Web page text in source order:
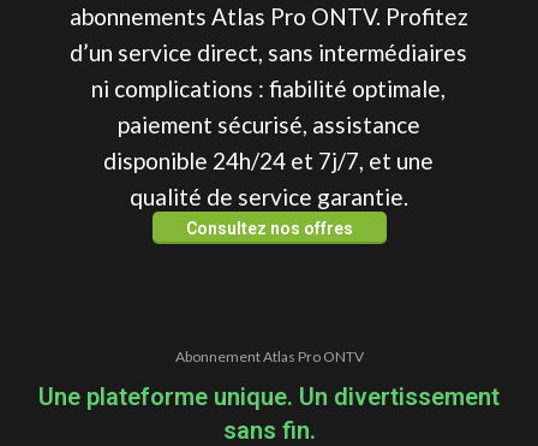
abonnements Atlas Pro ONTV. Profitez
d’un service direct, sans intermédiaires
ni complications : fiabilité optimale,
paiement sécurisé, assistance
disponible 24h/24 et 7j/7, et une
qualité de service garantie.
Consultez nos offres
Abonnement Atlas Pro ONTV
Une plateforme unique. Un divertissement
sans fin.